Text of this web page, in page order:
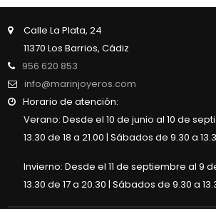
Calle La Plata, 24
11370 Los Barrios, Cádiz
956 620 853
info@marinjoyeros.com
Horario de atención:
Verano: Desde el 10 de junio al 10 de
13.30 de 18 a 21.00 | Sábados de 9.30 a
Invierno: Desde el 11 de septiembre al 9
13.30 de 17 a 20.30 | Sábados de 9.30 a